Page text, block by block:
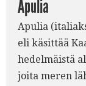
Apulia
Apulia
eli käsittää
hedelmäistä
joita meren